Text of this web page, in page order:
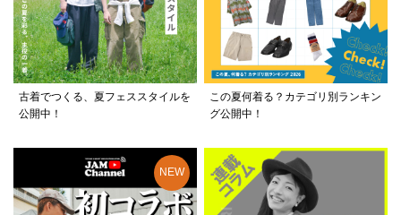
古着でつくる、夏フェススタイルを
公開中！
この夏何着る？カテゴリ別ランキン
グ公開中！